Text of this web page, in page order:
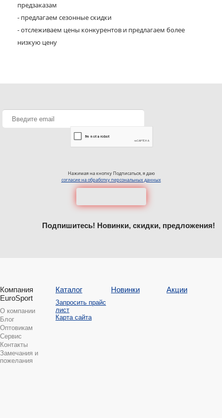
предзаказам
- предлагаем сезонные скидки
- отслеживаем цены конкурентов и предлагаем более
низкую цену
Нажимая на кнопку Подписаться, я даю
согласие на обработку персональных данных
Подпишитесь! Новинки, скидки, предложения!
Компания
EuroSport
О компании
Блог
Оптовикам
Сервис
Контакты
Замечания и
пожелания
Каталог
Запросить прайс
лист
Карта сайта
Новинки Акции